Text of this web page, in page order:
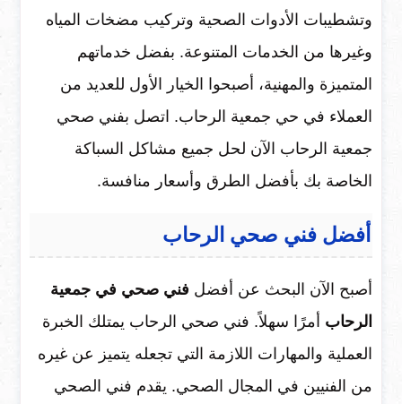
وتشطيبات الأدوات الصحية وتركيب مضخات المياه
وغيرها من الخدمات المتنوعة. بفضل خدماتهم
المتميزة والمهنية، أصبحوا الخيار الأول للعديد من
العملاء في حي جمعية الرحاب. اتصل بفني صحي
جمعية الرحاب الآن لحل جميع مشاكل السباكة
الخاصة بك بأفضل الطرق وأسعار منافسة.
أفضل فني صحي الرحاب
أصبح الآن البحث عن أفضل فني صحي في جمعية
الرحاب أمرًا سهلاً. فني صحي الرحاب يمتلك الخبرة
العملية والمهارات اللازمة التي تجعله يتميز عن غيره
من الفنيين في المجال الصحي. يقدم فني الصحي